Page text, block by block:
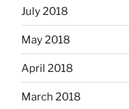
July 2018
May 2018
April 2018
March 2018